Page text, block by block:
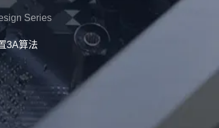
Series
3A算法